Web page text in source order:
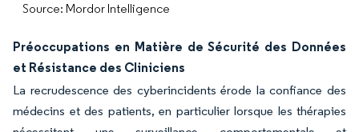
Source: Mordor Intelligence
Préoccupations en Matière de Sécurité des Données
et Résistance des Cliniciens
La recrudescence des cyberincidents érode la confiance des
médecins et des patients, en particulier lorsque les thérapies